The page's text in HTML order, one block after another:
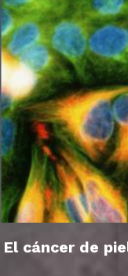
El cáncer de